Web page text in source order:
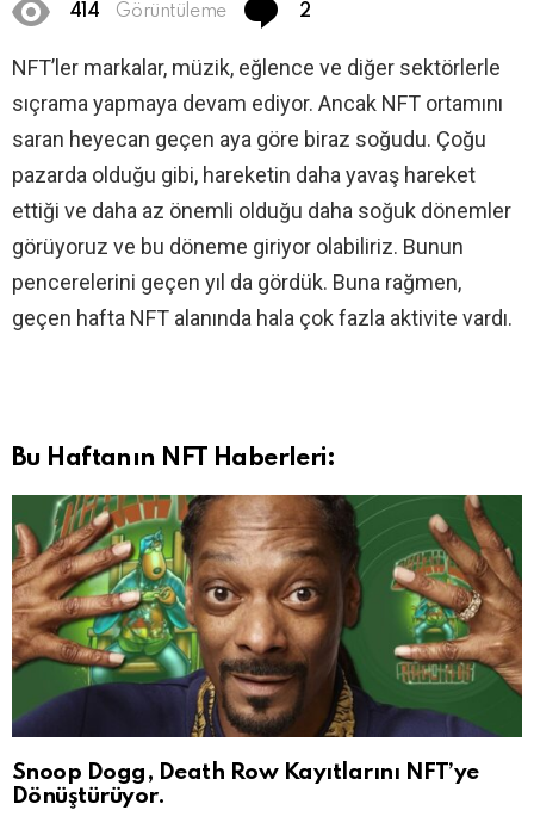
414 Görüntüleme 2
NFT’ler markalar, müzik, eğlence ve diğer sektörlerle
sıçrama yapmaya devam ediyor. Ancak NFT ortamını
saran heyecan geçen aya göre biraz soğudu. Çoğu
pazarda olduğu gibi, hareketin daha yavaş hareket
ettiği ve daha az önemli olduğu daha soğuk dönemler
görüyoruz ve bu döneme giriyor olabiliriz. Bunun
pencerelerini geçen yıl da gördük. Buna rağmen,
geçen hafta NFT alanında hala çok fazla aktivite vardı.
Bu Haftanın NFT Haberleri:
Snoop Dogg, Death Row Kayıtlarını NFT’ye
Dönüştürüyor.